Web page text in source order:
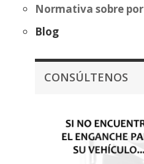
Normativa sobre
Blog
CONSÚLTENOS